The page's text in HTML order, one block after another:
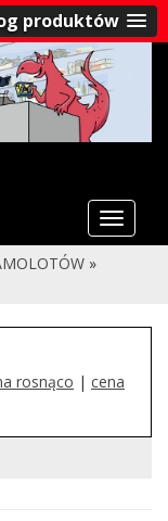
produktów
»
rosnąco | cena